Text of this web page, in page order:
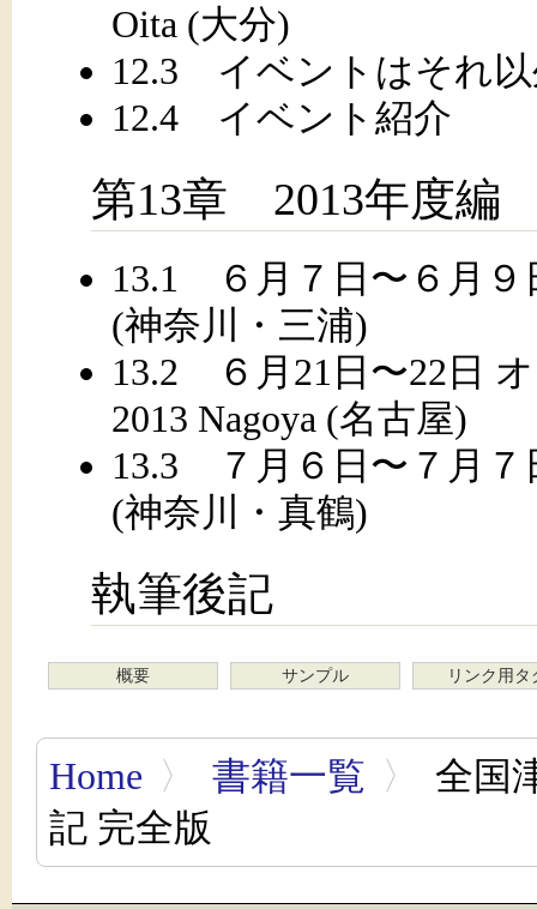
Oita (大分)
12.3 イベントはそれ
12.4 イベント紹介
第13章 2013年度編
13.1 ６月７日〜６月９
(神奈川・三浦)
13.2 ６月21日〜22日
2013 Nagoya (名古屋)
13.3 ７月６日〜７月７
(神奈川・真鶴)
執筆後記
概要 サンプル リンク用タ
Home 〉 書籍一覧 〉
全国
記 完全版